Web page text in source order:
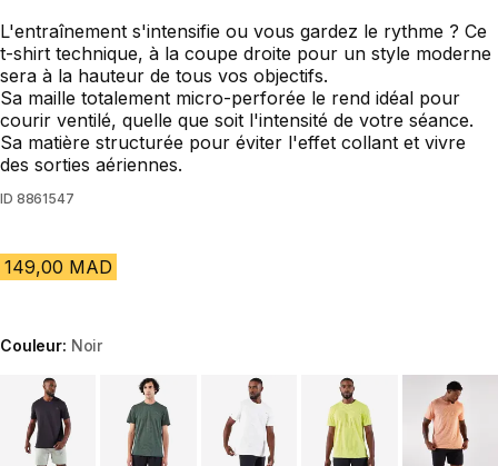
L'entraînement s'intensifie ou vous gardez le rythme ? Ce
t-shirt technique, à la coupe droite pour un style moderne
sera à la hauteur de tous vos objectifs.
Sa maille totalement micro-perforée le rend idéal pour
courir ventilé, quelle que soit l'intensité de votre séance.
Sa matière structurée pour éviter l'effet collant et vivre
des sorties aériennes.
ID 8861547
149,00 MAD
Couleur: Noir
Choose a variant